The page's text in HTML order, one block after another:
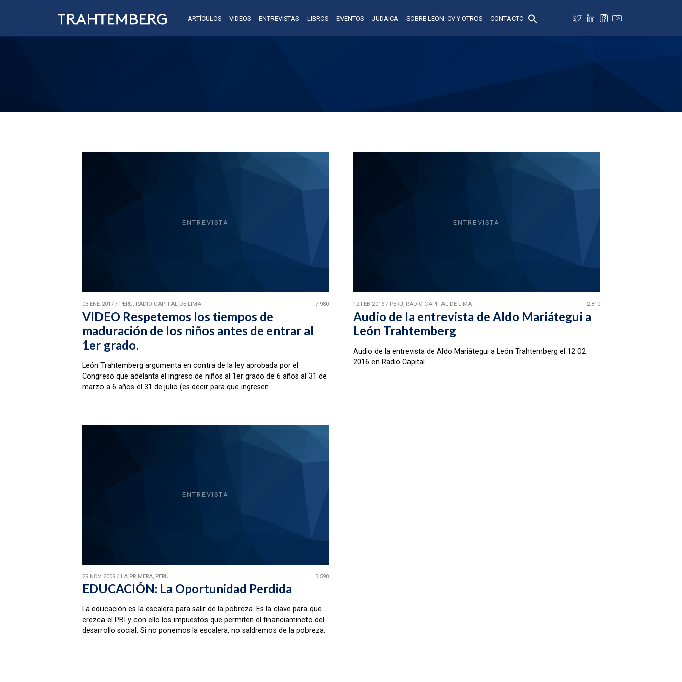
ARTÍCULOS VIDEOS ENTREVISTAS LIBROS EVENTOS JUDAICA SOBRE LEÓN: CV Y OTROS CONTACTO
ENTREVISTA
03 ENE 2017/ PERÚ, RADIO CAPITAL DE LIMA 7.980
VIDEO Respetemos los tiempos de
maduración de los niños antes de entrar al
1er grado.
León Trahtemberg argumenta en contra de la ley aprobada por el
Congreso que adelanta el ingreso de niños al 1er grado de 6 años al 31 de
marzo a 6 años el 31 de julio (es decir para que ingresen...
ENTREVISTA
12 FEB 2016 / PERÚ, RADIO CAPITAL DE LIMA 2.810
Audio de la entrevista de Aldo Mariátegui a
León Trahtemberg
Audio de la entrevista de Aldo Mariátegui a León Trahtemberg el 12 02
2016 en Radio Capital
ENTREVISTA
29 NOV 2009/ LA PRIMERA, PERÚ 3.598
EDUCACIÓN: La Oportunidad Perdida
La educación es la escalera para salir de la pobreza. Es la clave para que
crezca el PBI y con ello los impuestos que permiten el financiamineto del
desarrollo social. Si no ponemos la escalera, no saldremos de la pobreza.